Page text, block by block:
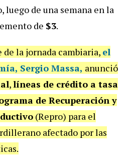
de una semana en la
de $3.
la jornada cambiaria, el
Sergio Massa, anunció
,líneas de crédito a tasa
de Recuperación y
(Repro) para el
afectado por las